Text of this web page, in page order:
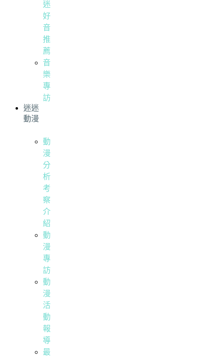
迷
好
音
推
薦
音
樂
專
訪
迷迷
動漫
動
漫
分
析
考
察
介
紹
動
漫
專
訪
動
漫
活
動
報
導
最